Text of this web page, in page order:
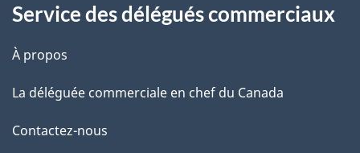
Service des délégués commerciaux
À propos
La déléguée commerciale en chef du Canada
Contactez-nous